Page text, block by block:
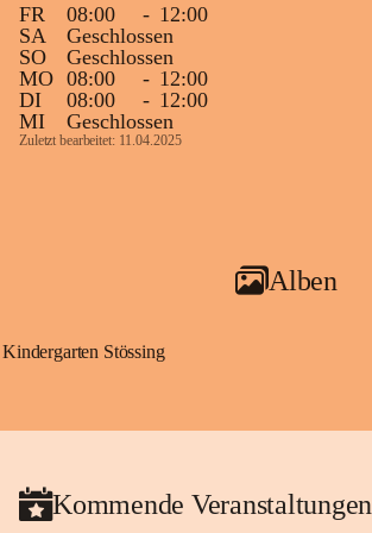
FR
08:00 - 12:00
SA
Geschlossen
SO
Geschlossen
MO 08:00 - 12:00
DI
08:00 - 12:00
MI
Geschlossen
Zuletzt bearbeitet: 11.04.2025
Alben
Kindergarten Stössing
Kommende Veranstaltungen